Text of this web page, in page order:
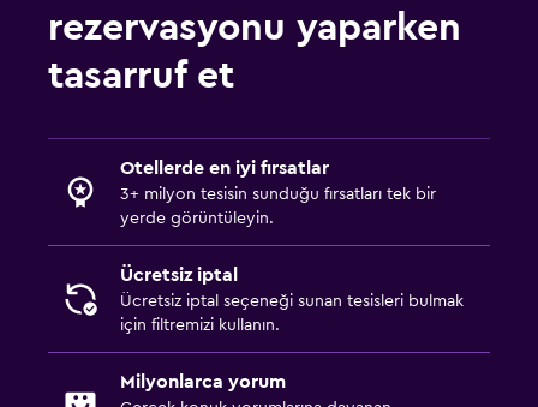
rezervasyonu yaparken
tasarruf et
Otellerde en iyi fırsatlar
3+ milyon tesisin sunduğu fırsatları tek bir
yerde görüntüleyin.
Ücretsiz iptal
Ücretsiz iptal seçeneği sunan tesisleri bulmak
için filtremizi kullanın.
Milyonlarca yorum